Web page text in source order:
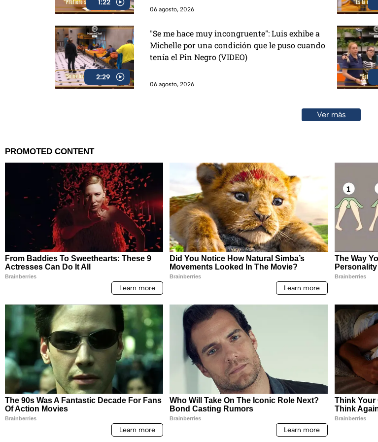
1:22
06 agosto, 2026
2:29
"Se me hace muy incongruente": Luis exhibe a
Michelle por una condición que le puso cuando
tenía el Pin Negro (VIDEO)
06 agosto, 2026
Ver más